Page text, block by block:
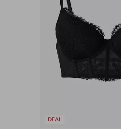
DEAL